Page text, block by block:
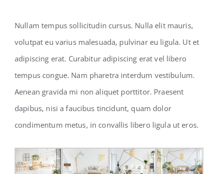
Nullam tempus sollicitudin cursus. Nulla elit mauris,
volutpat eu varius malesuada, pulvinar eu ligula. Ut et
adipiscing erat. Curabitur adipiscing erat vel libero
tempus congue. Nam pharetra interdum vestibulum.
Aenean gravida mi non aliquet porttitor. Praesent
dapibus, nisi a faucibus tincidunt, quam dolor
condimentum metus, in convallis libero ligula ut eros.